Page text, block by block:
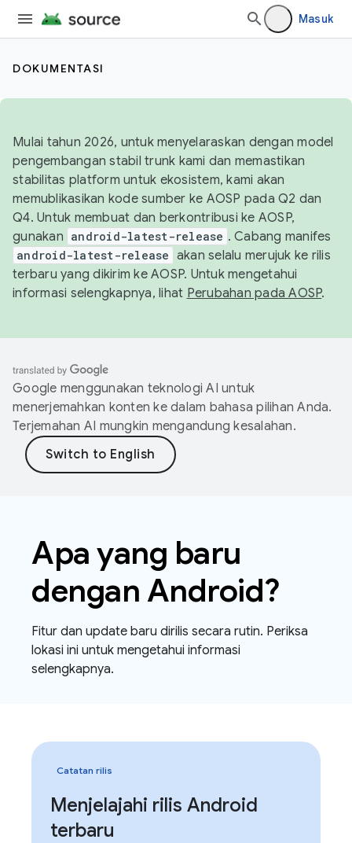
Masuk
DOKUMENTASI
Mulai tahun 2026, untuk menyelaraskan dengan model
pengembangan stabil trunk kami dan memastikan
stabilitas platform untuk ekosistem, kami akan
memublikasikan kode sumber ke AOSP pada Q2 dan
Q4. Untuk membuat dan berkontribusi ke AOSP,
gunakan android-latest-release . Cabang manifes
android-latest-release akan selalu merujuk ke rilis
terbaru yang dikirim ke AOSP. Untuk mengetahui
informasi selengkapnya, lihat Perubahan pada AOSP.
Google menggunakan teknologi AI untuk
menerjemahkan konten ke dalam bahasa pilihan Anda.
Terjemahan AI mungkin mengandung kesalahan.
Apa yang baru
dengan Android?
Fitur dan update baru dirilis secara rutin. Periksa
lokasi ini untuk mengetahui informasi
selengkapnya.
Catatan rilis
Menjelajahi rilis Android
terbaru